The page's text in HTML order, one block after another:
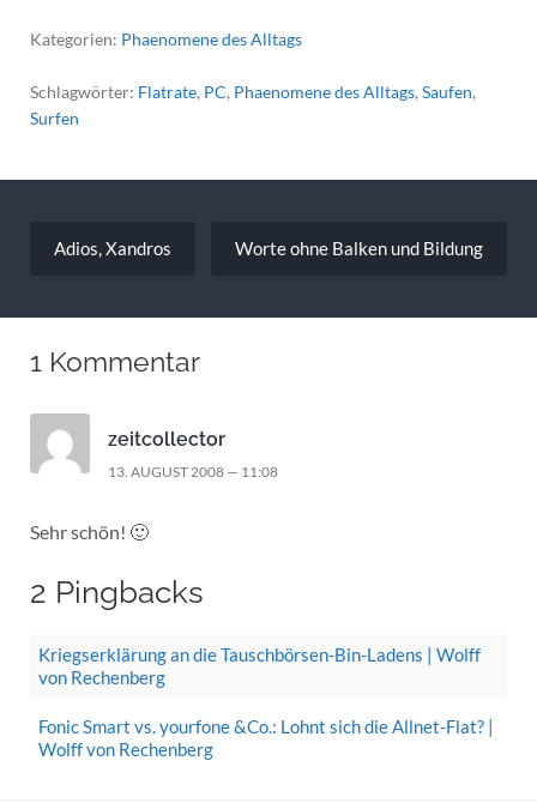
Kategorien: Phaenomene des Alltags
Schlagwörter: Flatrate, PC, Phaenomene des Alltags,Saufen,
Surfen
Adios, Xandros Worte ohne Balken und Bildung
1 Kommentar
zeitcollector
13. AUGUST 2008 — 11:08
Sehr schön! 🙂
2 Pingbacks
Kriegserklärung an die Tauschbörsen-Bin-Ladens | Wolff
von Rechenberg
Fonic Smart vs. yourfone &Co.: Lohnt sich die Allnet-Flat? |
Wolff von Rechenberg